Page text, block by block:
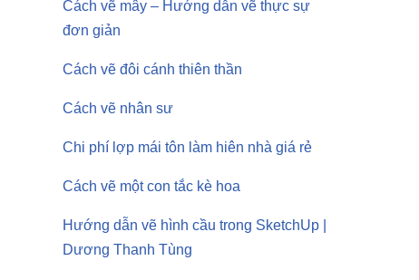
Cách vẽ mây – Hướng dẫn vẽ thực sự
đơn giản
Cách vẽ đôi cánh thiên thần
Cách vẽ nhân sư
Chi phí lợp mái tôn làm hiên nhà giá rẻ
Cách vẽ một con tắc kè hoa
Hướng dẫn vẽ hình cầu trong SketchUp |
Dương Thanh Tùng